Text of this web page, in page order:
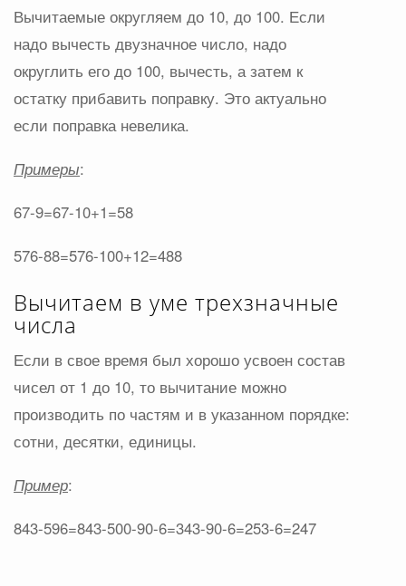
Вычитаемые округляем до 10, до 100. Если
надо вычесть двузначное число, надо
округлить его до 100, вычесть, а затем к
остатку прибавить поправку. Это актуально
если поправка невелика.
Примеры:
67-9=67-10+1=58
576-88=576-100+12=488
Вычитаем в уме трехзначные
числа
Если в свое время был хорошо усвоен состав
чисел от 1 до 10, то вычитание можно
производить по частям и в указанном порядке:
сотни, десятки, единицы.
Пример:
843-596=843-500-90-6=343-90-6=253-6=247